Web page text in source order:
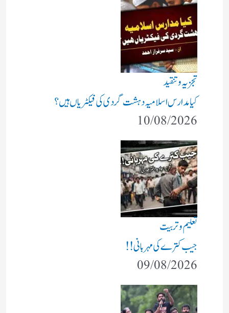
تجزیہ و تنقید
کیا مدارس اسلامیہ دہشت گردی کی فیکٹریاں ہیں؟
10/08/2026
تعلیم و تربیت
جیب کترے کی مہربانی !!
09/08/2026